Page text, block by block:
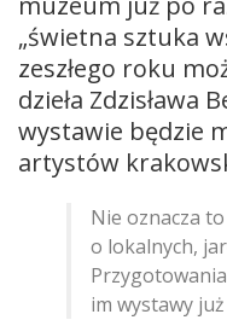
„świetna sztuka
zeszłego roku
dzieła Zdzisława
wystawie będzie
artystów
Nie oznacza
o lokalnych,
im wystawy